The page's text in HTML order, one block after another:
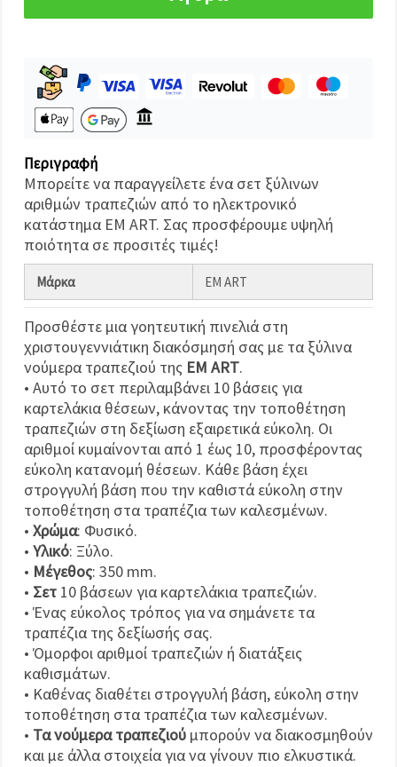
προτιμήσεις
σας στις
ρυθμίσεις
επιλέγοντας
δεδομένο
τύπο
cookies και
κάνοντας
κλικ στο
κουμπί
Αποθήκευση.
Αποδέχομαι
όλα!
Ρυθμίσεις
Περιγραφή
Μπορείτε να παραγγείλετε ένα σετ ξύλινων
αριθμών τραπεζιών από το ηλεκτρονικό
κατάστημα EM ART. Σας προσφέρουμε υψηλή
ποιότητα σε προσιτές τιμές!
Μάρκα EM ART
Προσθέστε μια γοητευτική πινελιά στη
χριστουγεννιάτικη διακόσμησή σας με τα ξύλινα
νούμερα τραπεζιού της EM ART.
• Αυτό το σετ περιλαμβάνει 10 βάσεις για
καρτελάκια θέσεων, κάνοντας την τοποθέτηση
τραπεζιών στη δεξίωση εξαιρετικά εύκολη. Οι
αριθμοί κυμαίνονται από 1 έως 10, προσφέροντας
εύκολη κατανομή θέσεων. Κάθε βάση έχει
στρογγυλή βάση που την καθιστά εύκολη στην
τοποθέτηση στα τραπέζια των καλεσμένων.
• Χρώμα: Φυσικό.
• Υλικό: Ξύλο.
• Μέγεθος: 350 mm.
• Σετ 10 βάσεων για καρτελάκια τραπεζιών.
• Ένας εύκολος τρόπος για να σημάνετε τα
τραπέζια της δεξίωσής σας.
• Όμορφοι αριθμοί τραπεζιών ή διατάξεις
καθισμάτων.
• Καθένας διαθέτει στρογγυλή βάση, εύκολη στην
τοποθέτηση στα τραπέζια των καλεσμένων.
• Τα νούμερα τραπεζιού μπορούν να διακοσμηθούν
και με άλλα στοιχεία για να γίνουν πιο ελκυστικά.